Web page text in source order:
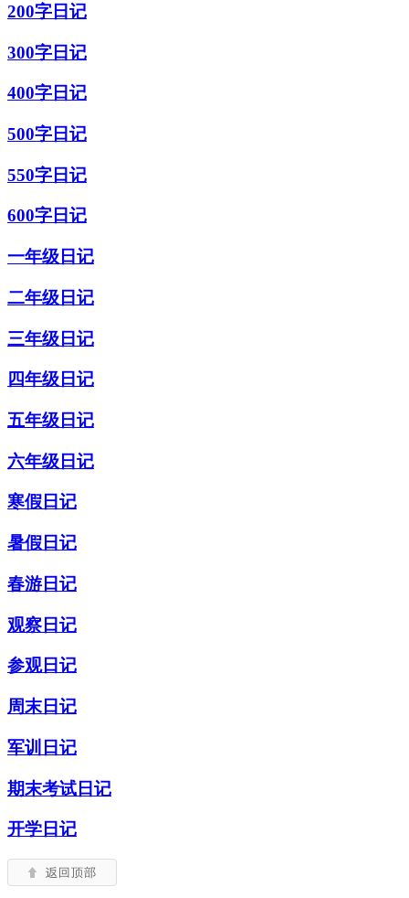
200字日记
300字日记
400字日记
500字日记
550字日记
600字日记
一年级日记
二年级日记
三年级日记
四年级日记
五年级日记
六年级日记
寒假日记
暑假日记
春游日记
观察日记
参观日记
周末日记
军训日记
期末考试日记
开学日记